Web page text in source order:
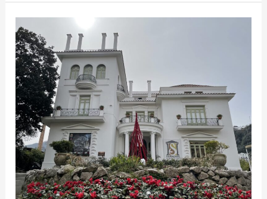
Come
arrivare
a
Villa
Fiorentino
–
Sorrento